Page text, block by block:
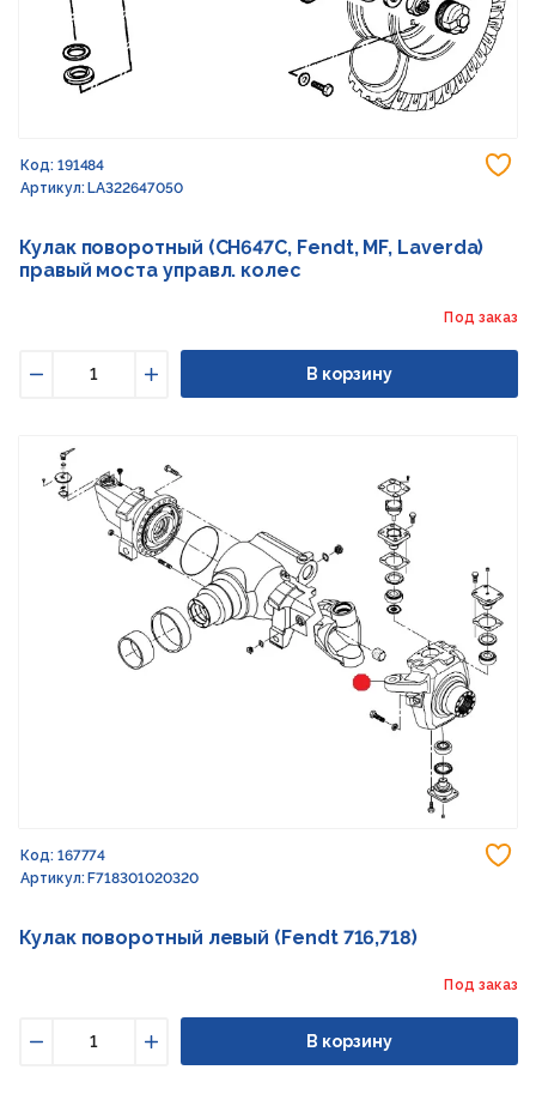
Код: 191484
Артикул: LA322647050
Кулак поворотный (CH647C, Fendt, MF, Laverda)
правый моста управл. колес
Под заказ
Увеличить
В корзину
Код: 167774
Артикул: F718301020320
Кулак поворотный левый (Fendt 716,718)
Под заказ
Увеличить
В корзину